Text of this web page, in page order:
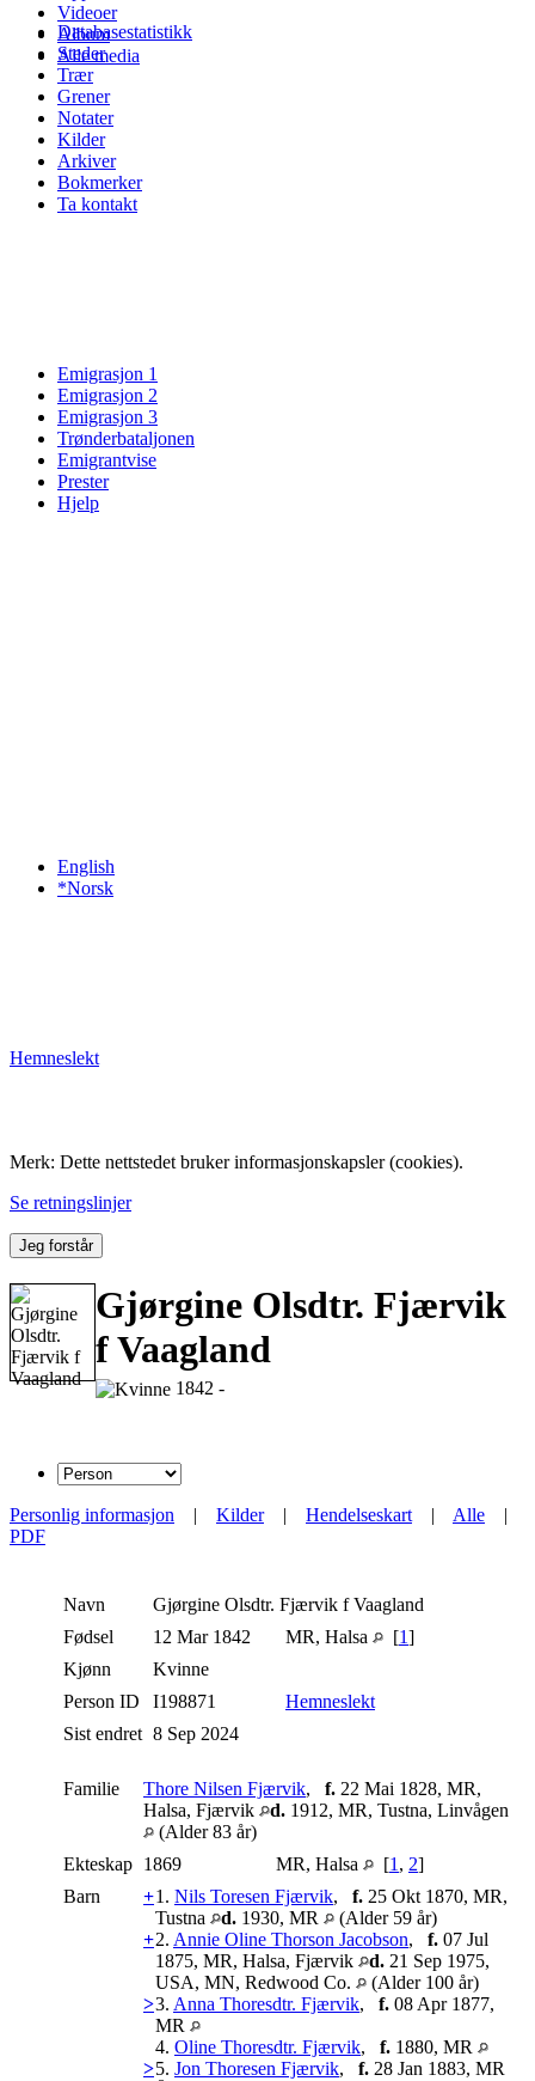
Videoer
Album
Alle media
Databasestatistikk
Steder
Trær
Grener
Notater
Kilder
Arkiver
Bokmerker
Ta kontakt
Emigrasjon 1
Emigrasjon 2
Emigrasjon 3
Trønderbataljonen
Emigrantvise
Prester
Hjelp
English
*Norsk
Hemneslekt
Merk: Dette nettstedet bruker informasjonskapsler (cookies).
Se retningslinjer
Jeg forstår
Gjørgine Olsdtr. Fjærvik
f Vaagland
1842 -
Personlig informasjon | Kilder| Hendelseskart| Alle |
PDF
Navn Gjørgine Olsdtr. Fjærvik f Vaagland
Fødsel
12 Mar 1842 MR, Halsa [1]
Kjønn
Kvinne
Person ID
I198871
Hemneslekt
Sist endret 8 Sep 2024
Familie Thore Nilsen Fjærvik, f. 22 Mai 1828, MR,
Halsa, Fjærvik
d. 1912, MR, Tustna, Linvågen
(Alder 83 år)
Ekteskap 1869 MR, Halsa [1, 2]
Barn
+1. Nils Toresen Fjærvik, f. 25 Okt 1870, MR,
Tustna
d. 1930, MR
(Alder 59 år)
+2. Annie Oline Thorson Jacobson, f. 07 Jul
1875, MR, Halsa, Fjærvik
d. 21 Sep 1975,
USA, MN, Redwood Co.
(Alder 100 år)
>3. Anna Thoresdtr. Fjærvik, f. 08 Apr 1877,
MR
4. Oline Thoresdtr. Fjærvik, f. 1880, MR
>5. Jon Thoresen Fjærvik, f. 28 Jan 1883, MR